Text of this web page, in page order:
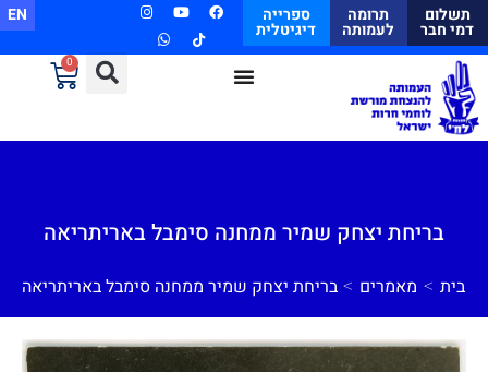
תשלום
דמי חבר
תרומה
לעמותה
ספרייה
דיגיטלית
EN
0
בריחת יצחק שמיר ממחנה סימבל באריתריאה
בית > מאמרים > בריחת יצחק שמיר ממחנה סימבל באריתריאה